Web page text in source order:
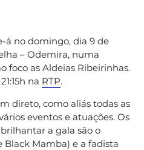
á no domingo, dia 9 de
– Odemira, numa
foco as Aldeias Ribeirinhas.
na RTP.
direto, como aliás todas as
eventos e atuações. Os
a gala são o
Black Mamba) e a fadista